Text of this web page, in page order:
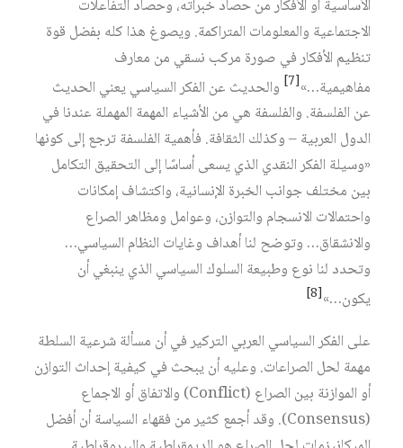
الأساسية أو الأفكار من حصاد خبراته، وحصاد التفاعلات
الاجتماعية والمعلومات المتراكمة. ويصوغ هذا كله بفضل قوة
تنظيم الأفكار في صورة مركب نسقي من معارف
مفاهيمية…»[7]
والحديث عن الفكر السياسي يعني الحديث
عن الفلسفة. والفلسفة هي من الأشياء المهمة المهملة عندنا في
الدول العربية – وكذلك الثقافة. فأهمية الفلسفة ترجع إلى كونها
«وسيلة الفكر النقدي الذي يسعى أساسًا إلى التحقيق التكامل
بين مختلف جوانب الخبرة الإنسانية، واكتشاف إمكانات
واحتمالات الانسجام والتوازن، وعوامل ومظاهر الصراع
والانشقاق… وتوضح لنا أهداف وغايات النظام السياسي…
وتحدد لنا نوع وطبيعة السلوك السياسي الذي ينبغي أن
يكون…»[8]
على الفكر السياسي العربي التركير في أن مسألة شرعية السلطة
مهمة لحل الصراعات. وعليه أن يبحث في كيفية إحداث التوازن
أو الموازنة بين الصراع (Conflict) والاتفاق أو الاجماع
(Consensus). وقد أجمع كثير من فقهاء السياسة أن أفضل